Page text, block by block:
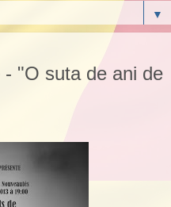
▼
"O suta de ani de